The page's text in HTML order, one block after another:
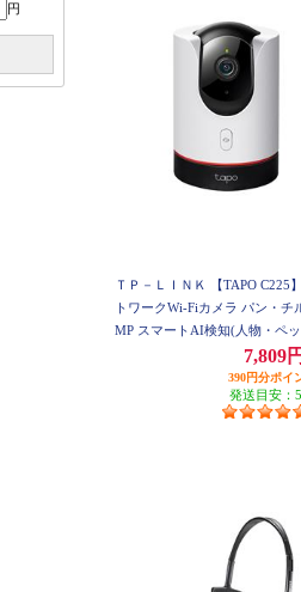
円
ＴＰ－ＬＩＮＫ 【TAPO C225
トワークWi-Fiカメラ パン・チ
MP スマートAI検知(人物・ペッ
両) 高速自動追跡 高感度のスタ
トセンサー双方向通話 3年保証
7,809円
390円分ポイ
発送目安：